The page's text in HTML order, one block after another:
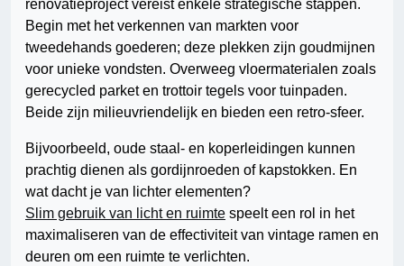
renovatieproject vereist enkele strategische stappen.
Begin met het verkennen van markten voor
tweedehands goederen; deze plekken zijn goudmijnen
voor unieke vondsten. Overweeg vloermaterialen zoals
gerecycled parket en trottoir tegels voor tuinpaden.
Beide zijn milieuvriendelijk en bieden een retro-sfeer.
Bijvoorbeeld, oude staal- en koperleidingen kunnen
prachtig dienen als gordijnroeden of kapstokken. En
wat dacht je van lichter elementen?
Slim gebruik van licht en ruimte speelt een rol in het
maximaliseren van de effectiviteit van vintage ramen en
deuren om een ruimte te verlichten.